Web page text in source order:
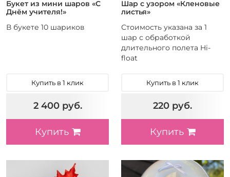
Букет из мини шаров «С
Днём учителя!»
В букете 10 шариков
Купить в 1 клик
2 400 руб.
Купить
Шар с узором «Кленовые
листья»
Стоимость указана за 1
шар с обработкой
длительного полета Hi-
float
Купить в 1 клик
220 руб.
Купить